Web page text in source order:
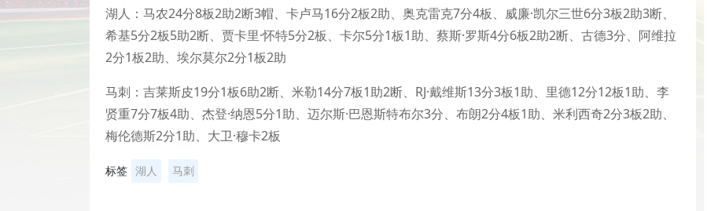
湖人： 马农24分8板2助2断3帽、卡卢马16分2板2助、奥克雷克7分4板、威廉·凯尔三世6分3板2助3断、
希基5分2板5助2断、贾卡里·怀特5分2板、卡尔5分1板1助、蔡斯·罗斯4分6板2助2断、古德3分、阿维拉
2分1板2助、埃尔莫尔2分1板2助
马刺： 吉莱斯皮19分1板6助2断、米勒14分7板1助2断、RJ·戴维斯13分3板1助、里德12分12板1助、李
贤重7分7板4助、杰登·纳恩5分1助、迈尔斯·巴恩斯特布尔3分、布朗2分4板1助、米利西奇2分3板2助、
梅伦德斯2分1助、大卫·穆卡2板
标签 湖人 马刺